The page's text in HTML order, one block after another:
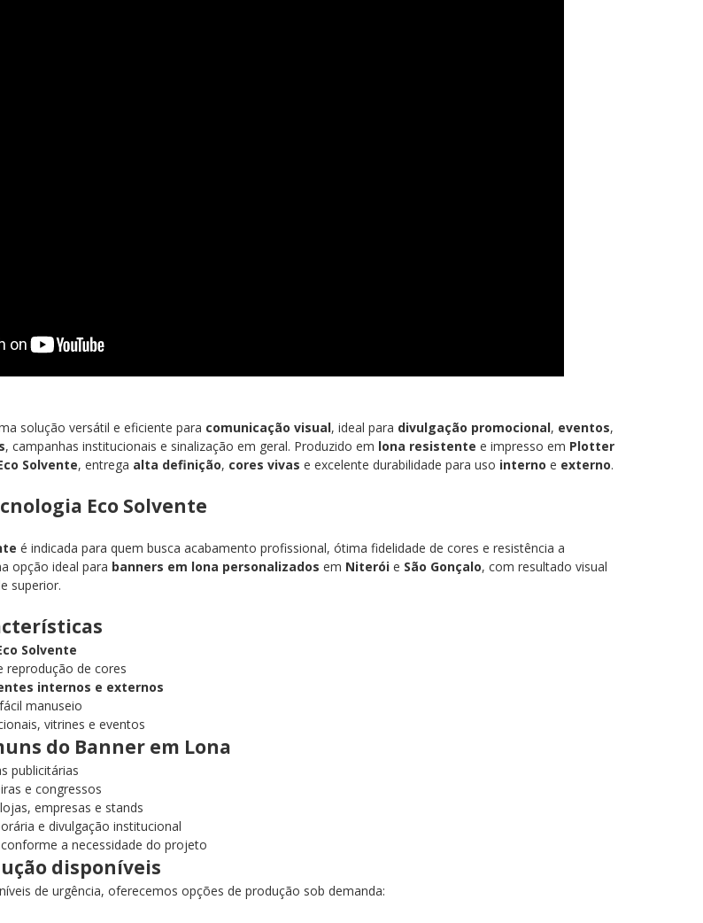
solução versátil e eficiente para comunicação visual, ideal para divulgação promocional, eventos,
, campanhas institucionais e sinalização em geral. Produzido em lona resistente e impresso em Plotter
Solvente, entrega alta definição, cores vivas e excelente durabilidade para uso interno e externo.
Eco Solvente
é indicada para quem busca acabamento profissional, ótima fidelidade de cores e resistência a
opção ideal para banners em lona personalizados em Niterói e São Gonçalo, com resultado visual
superior.
Solvente
reprodução de cores
internos e externos
manuseio
vitrines e eventos
do Banner em Lona
publicitárias
e congressos
empresas e stands
e divulgação institucional
a necessidade do projeto
disponíveis
de urgência, oferecemos opções de produção sob demanda: